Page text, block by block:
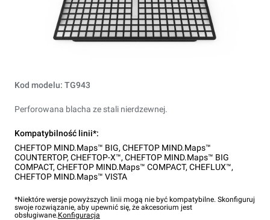
Kod modelu: TG943
Perforowana blacha ze stali nierdzewnej.
Kompatybilność linii*:
CHEFTOP MIND.Maps™ BIG, CHEFTOP MIND.Maps™
COUNTERTOP, CHEFTOP-X™, CHEFTOP MIND.Maps™ BIG
COMPACT, CHEFTOP MIND.Maps™ COMPACT, CHEFLUX™,
CHEFTOP MIND.Maps™ VISTA
*Niektóre wersje powyższych linii mogą nie być kompatybilne. Skonfiguruj
swoje rozwiązanie, aby upewnić się, że akcesorium jest
obsługiwane.Konfiguracja